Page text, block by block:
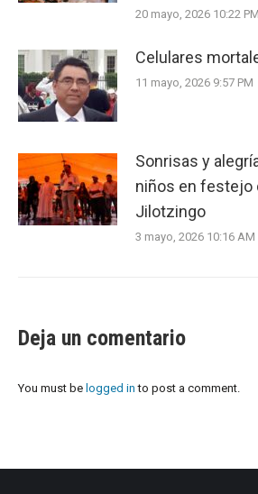
20 mayo, 2026 10:22 PM
Celulares
11 mayo, 2026 9:57 PM
Sonrisas y
niños en festejo
Jilotzingo
3 mayo, 2026 10:16 AM
Deja un comentario
You must be logged in to post a comment.